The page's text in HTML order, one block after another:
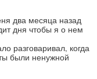
два месяца назад
дня чтобы я о нем
разговаривал, когда
были ненужной